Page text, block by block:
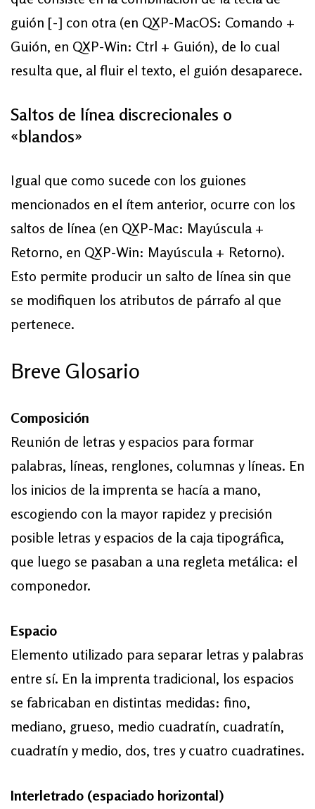
guión [-] con otra (en QXP-MacOS: Comando +
Guión, en QXP-Win: Ctrl + Guión), de lo cual
resulta que, al fluir el texto, el guión desaparece.
Saltos de línea discrecionales o
«blandos»
Igual que como sucede con los guiones
mencionados en el ítem anterior, ocurre con los
saltos de línea (en QXP-Mac: Mayúscula +
Retorno, en QXP-Win: Mayúscula + Retorno).
Esto permite producir un salto de línea sin que
se modifiquen los atributos de párrafo al que
pertenece.
Breve Glosario
Composición
Reunión de letras y espacios para formar
palabras, líneas, renglones, columnas y líneas. En
los inicios de la imprenta se hacía a mano,
escogiendo con la mayor rapidez y precisión
posible letras y espacios de la caja tipográfica,
que luego se pasaban a una regleta metálica: el
componedor.
Espacio
Elemento utilizado para separar letras y palabras
entre sí. En la imprenta tradicional, los espacios
se fabricaban en distintas medidas: fino,
mediano, grueso, medio cuadratín, cuadratín,
cuadratín y medio, dos, tres y cuatro cuadratines.
Interletrado (espaciado horizontal)